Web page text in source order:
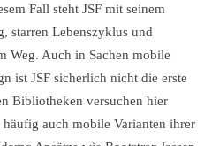
Fall steht JSF mit seinem
starren Lebenszyklus und
Weg. Auch in Sachen mobile
ist JSF sicherlich nicht die erste
Bibliotheken versuchen hier
auch mobile Varianten ihrer